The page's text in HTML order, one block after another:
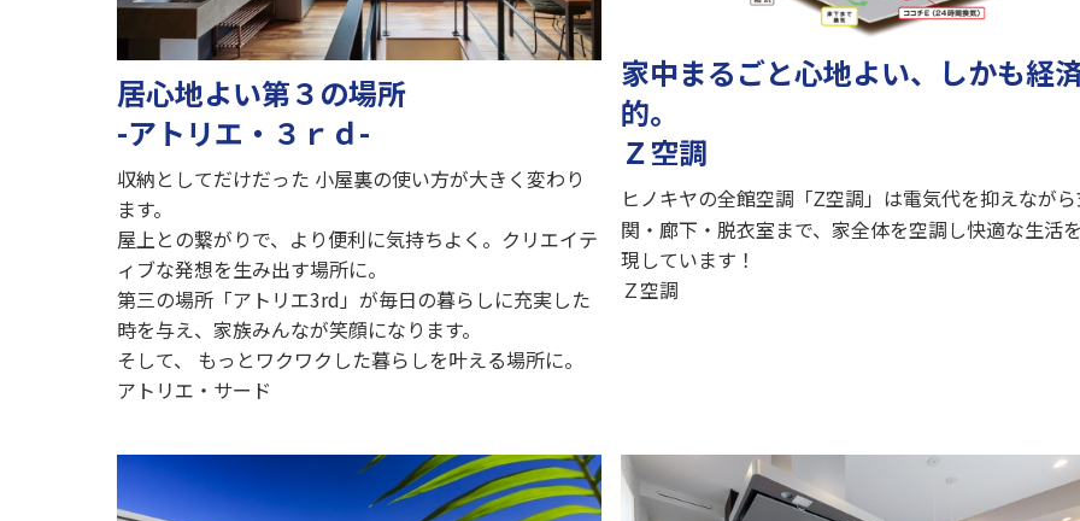
居心地よい第３の場所
-アトリエ・３ｒｄ-
収納としてだけだった 小屋裏の使い方が大きく変わり
ます。
屋上との繋がりで、より便利に気持ちよく。クリエイテ
ィブな発想を生み出す場所に。
第三の場所「アトリエ3rd 」が毎日の暮らしに充実した
時を与え、家族みんなが笑顔になります。
そして、 もっとワクワクした暮らしを叶える場所に。
アトリエ・サード
家中まるごと心地よい、しかも経
的。
Ｚ空調
ヒノキヤの全館空調「Z空調」は電気代を抑えなが
関・廊下・脱衣室まで、家全体を空調し快適な生活
現しています！
Ｚ空調